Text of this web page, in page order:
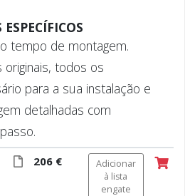
tempo de montagem.
todos os
para a sua instalação e
detalhadas com
206 €
Adicionar
à lista
engate